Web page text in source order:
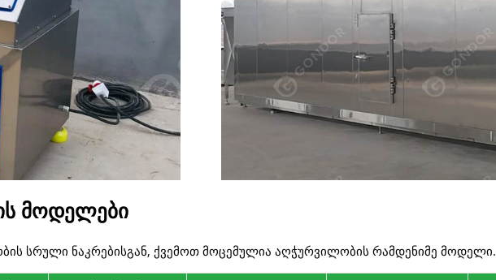
მოდელები
სრული ნაკრებისგან, ქვემოთ მოცემულია აღჭურვილობის რამდენიმე მოდელი.